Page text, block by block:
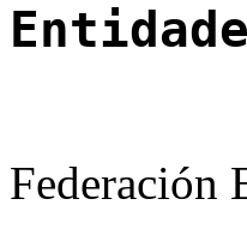
Federación